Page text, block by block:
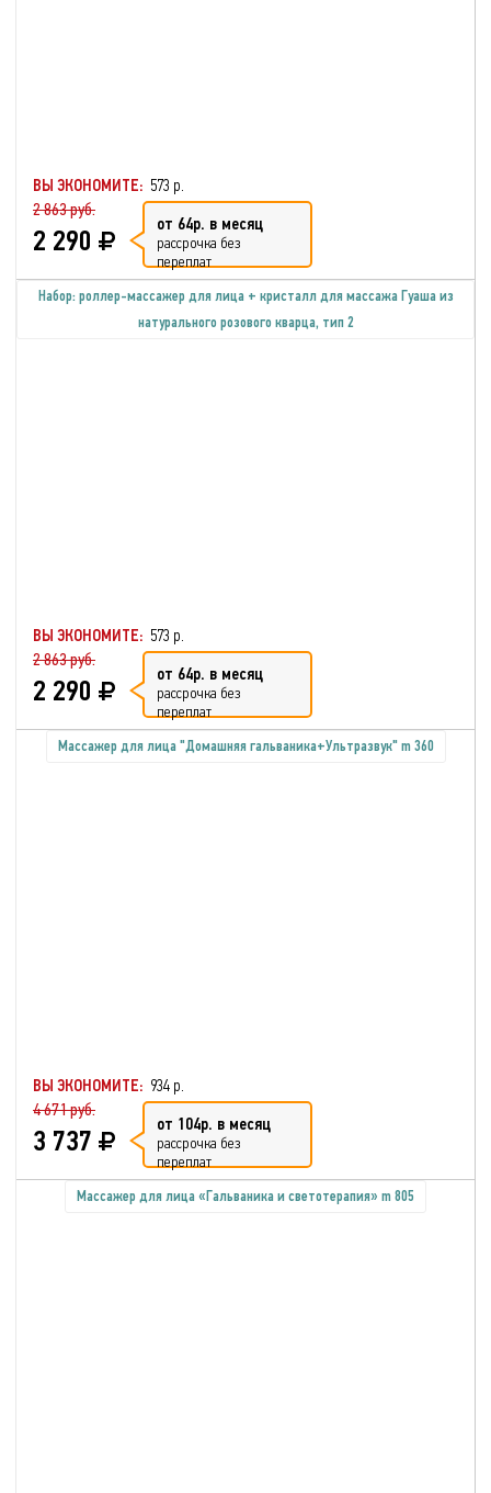
ВЫ ЭКОНОМИТЕ: 573 р.
2 863 руб.
2 290 от 64р. в месяц
рассрочка без
переплат
Набор: роллер-массажер для лица + кристалл для массажа Гуаша из
натурального розового кварца, тип 2
ВЫ ЭКОНОМИТЕ: 573 р.
2 863 руб.
2 290 от 64р. в месяц
рассрочка без
переплат
Массажер для лица "Домашняя гальваника+Ультразвук" m 360
ВЫ ЭКОНОМИТЕ: 934 р.
4 671 руб.
3 737 от 104р. в месяц
рассрочка без
переплат
Массажер для лица «Гальваника и светотерапия» m 805